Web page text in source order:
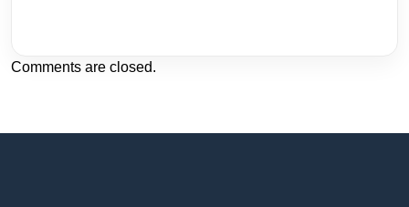
Comments are closed.